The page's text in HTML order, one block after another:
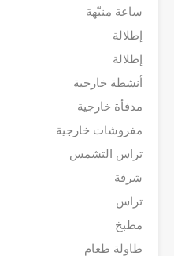
ساعة منبّهة
إطلالة
إطلالة
أنشطة خارجية
مدفأة خارجية
مفروشات خارجية
تراس التشمس
شرفة
تراس
مطبخ
طاولة طعام